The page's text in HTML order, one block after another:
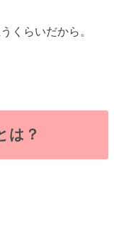
くらいだから。
は？